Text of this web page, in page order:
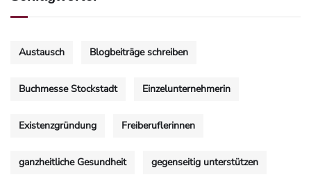
Austausch Blogbeiträge schreiben
Buchmesse Stockstadt Einzelunternehmerin
Existenzgründung Freiberuflerinnen
ganzheitliche Gesundheit gegenseitig unterstützen